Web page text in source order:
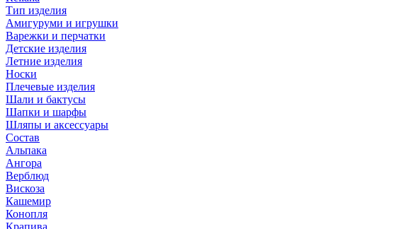
Тип изделия
Амигуруми и игрушки
Варежки и перчатки
Детские изделия
Летние изделия
Носки
Плечевые изделия
Шали и бактусы
Шапки и шарфы
Шляпы и аксессуары
Состав
Альпака
Ангора
Верблюд
Вискоза
Кашемир
Конопля
Крапива